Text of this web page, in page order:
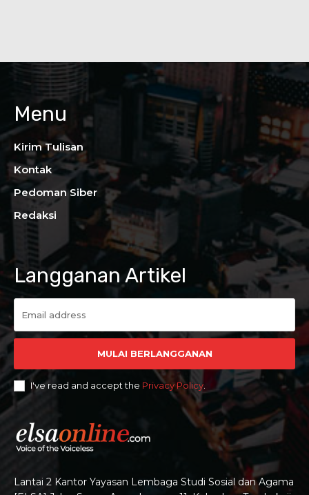
Lantai 2 Kantor Yayasan Lembaga Studi Sosial dan Agama
Langganan Artikel
MULAI BERLANGGANAN
I've read and accept the Privacy Policy
Menu
Kirim Tulisan
Kontak
Pedoman Siber
Redaksi